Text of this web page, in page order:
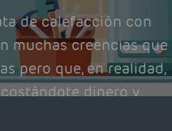
de calefacción con
muchas creencias que
pero que, en realidad,
dinero y